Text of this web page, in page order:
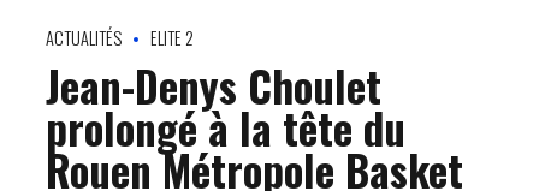
ACTUALITÉS ELITE 2
Jean-Denys Choulet
prolongé à la tête du
Rouen Métropole Basket